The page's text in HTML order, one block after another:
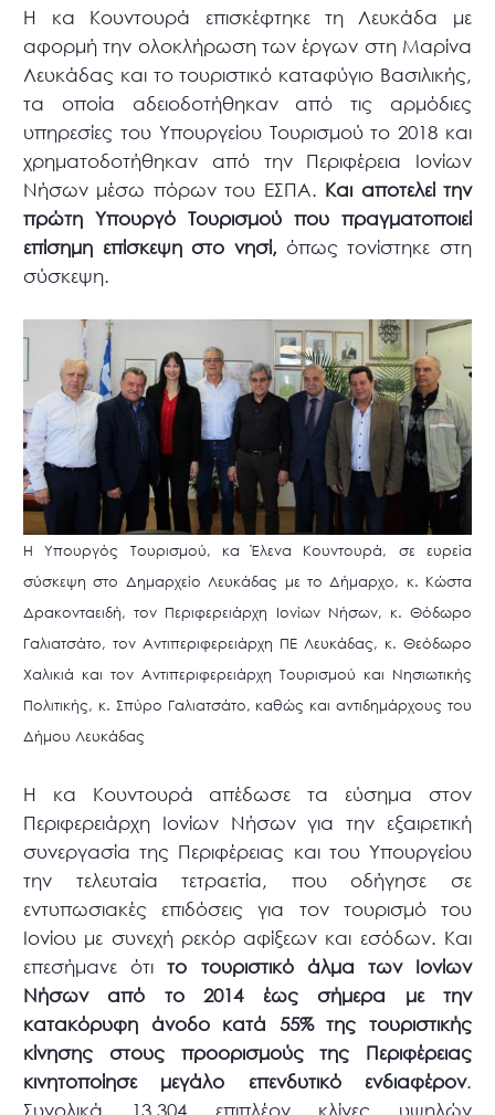
Η κα Κουντουρά επισκέφτηκε τη Λευκάδα με
αφορμή την ολοκλήρωση των έργων στη Μαρίνα
Λευκάδας και το τουριστικό καταφύγιο Βασιλικής,
τα οποία αδειοδοτήθηκαν από τις αρμόδιες
υπηρεσίες του Υπουργείου Τουρισμού το 2018 και
χρηματοδοτήθηκαν από την Περιφέρεια Ιονίων
Νήσων μέσω πόρων του ΕΣΠΑ. Και αποτελεί την
πρώτη Υπουργό Τουρισμού που πραγματοποιεί
επίσημη επίσκεψη στο νησί,όπως τονίστηκε στη
σύσκεψη.
Η Υπουργός Τουρισμού, κα Έλενα Κουντουρά, σε ευρεία
σύσκεψη στο Δημαρχείο Λευκάδας με το Δήμαρχο, κ. Κώστα
Δρακονταειδή, τον Περιφερειάρχη Ιονίων Νήσων, κ. Θόδωρο
Γαλιατσάτο, τον Αντιπεριφερειάρχη ΠΕ Λευκάδας, κ. Θεόδωρο
Χαλικιά και τον Αντιπεριφερειάρχη Τουρισμού και Νησιωτικής
Πολιτικής, κ. Σπύρο Γαλιατσάτο, καθώς και αντιδημάρχους του
Δήμου Λευκάδας
Η κα Κουντουρά απέδωσε τα εύσημα στον
Περιφερειάρχη Ιονίων Νήσων για την εξαιρετική
συνεργασία της Περιφέρειας και του Υπουργείου
την τελευταία τετραετία, που οδήγησε σε
εντυπωσιακές επιδόσεις για τον τουρισμό του
Ιονίου με συνεχή ρεκόρ αφίξεων και εσόδων. Και
επεσήμανε ότιτο τουριστικό άλμα των Ιονίων
Νήσων από το 2014 έως σήμερα με την
κατακόρυφη άνοδο κατά 55% της τουριστικής
κίνησης στους προορισμούς της Περιφέρειας
κινητοποίησε μεγάλο επενδυτικό ενδιαφέρον.